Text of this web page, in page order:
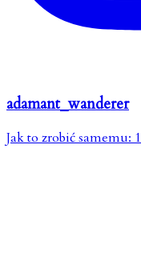
adamant_wanderer
Jak to zrobić samemu: